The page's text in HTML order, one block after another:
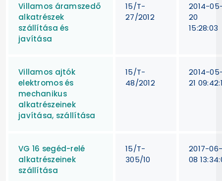
Villamos áramszedő
alkatrészek
szállítása és
javítása
15/T-
27/2012
2014-
20
15:28:03
Villamos ajtók
elektromos és
mechanikus
alkatrészeinek
javítása, szállítása
15/T-
48/2012
2014-
21
VG 16 segéd-relé
alkatrészeinek
szállítása
15/T-
305/10
2017-
08